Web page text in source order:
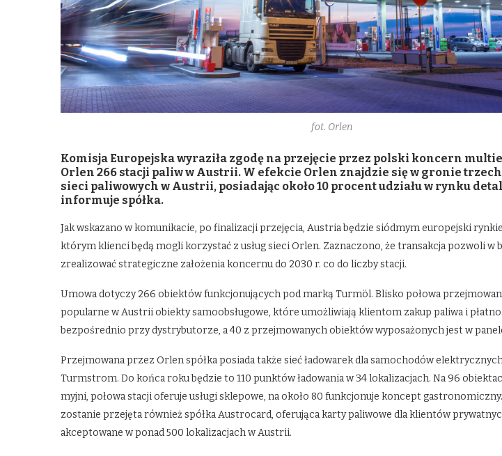
fot. Orlen
Komisja Europejska wyraziła zgodę na przejęcie przez polski koncern
Orlen 266 stacji paliw w Austrii. W efekcie Orlen znajdzie się w gronie
sieci paliwowych w Austrii, posiadając około 10 procent udziału w rynku
informuje spółka.
Jak wskazano w komunikacie, po finalizacji przejęcia, Austria będzie siódmym europejski
którym klienci będą mogli korzystać z usług sieci Orlen. Zaznaczono, że transakcja pozwoli w
zrealizować strategiczne założenia koncernu do 2030 r. co do liczby stacji.
Umowa dotyczy 266 obiektów funkcjonujących pod marką Turmöl. Blisko połowa
popularne w Austrii obiekty samoobsługowe, które umożliwiają klientom zakup paliwa i
bezpośrednio przy dystrybutorze, a 40 z przejmowanych obiektów wyposażonych jest w
Przejmowana przez Orlen spółka posiada także sieć ładowarek dla samochodów
Turmstrom. Do końca roku będzie to 110 punktów ładowania w 34 lokalizacjach. Na 96
myjni, połowa stacji oferuje usługi sklepowe, na około 80 funkcjonuje koncept
zostanie przejęta również spółka Austrocard, oferująca karty paliwowe dla klientów
akceptowane w ponad 500 lokalizacjach w Austrii.